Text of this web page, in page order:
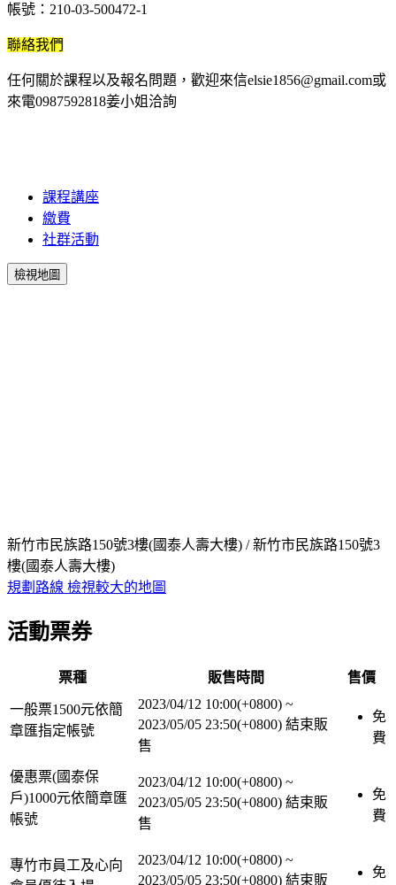
帳號：210-03-500472-1
聯絡我們
任何關於課程以及報名問題，歡迎來信elsie1856@gmail.com或
來電0987592818姜小姐洽詢
課程講座
繳費
社群活動
檢視地圖
新竹市民族路150號3樓(國泰人壽大樓) / 新竹市民族路150號3
樓(國泰人壽大樓)
規劃路線 檢視較大的地圖
活動票券
票種 販售時間 售價
一般票1500元依簡
章匯指定帳號
2023/04/12 10:00(+0800) ~
2023/05/05 23:50(+0800) 結束販
售
免
費
優惠票(國泰保
戶)1000元依簡章匯
帳號
2023/04/12 10:00(+0800) ~
2023/05/05 23:50(+0800) 結束販
售
免
費
專竹市員工及心向
2023/04/12 10:00(+0800) ~
2023/05/05 23:50(+0800) 結束販
免